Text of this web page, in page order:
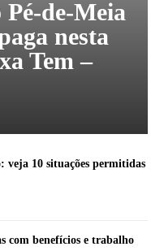
de-Meia
nesta
Tem –
10 situações permitidas
com benefícios e trabalho